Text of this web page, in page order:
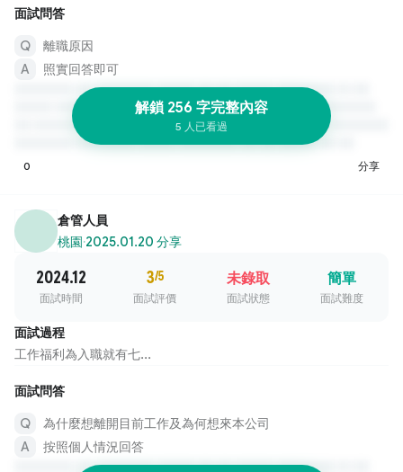
面試問答
離職原因
照實回答即可
解鎖 256 字完整內容
5 人已看過
0 分享
倉管人員
桃園·2025.01.20 分享
2024.12
面試時間
3/5
面試評價
未錄取
面試狀態
簡單
面試難度
面試過程
工作福利為入職就有七...
面試問答
為什麼想離開目前工作及為何想來本公司
按照個人情況回答